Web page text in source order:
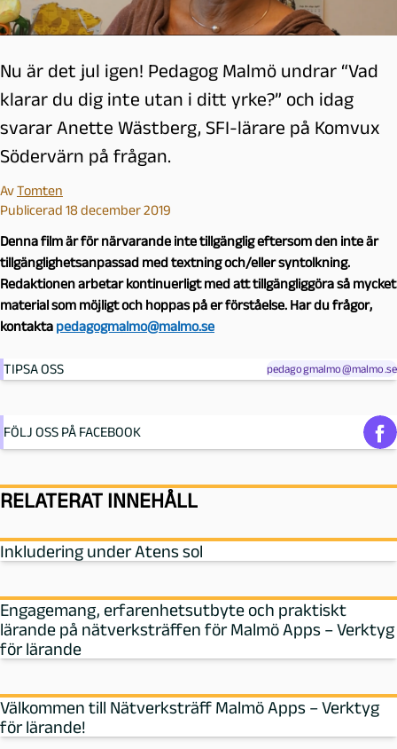
Nu är det jul igen! Pedagog Malmö undrar “Vad
klarar du dig inte utan i ditt yrke?” och idag
svarar Anette Wästberg, SFI-lärare på Komvux
Södervärn på frågan.
AvTomten
Publicerad 18 december 2019
Denna film är för närvarande inte tillgänglig eftersom den inte är
tillgänglighetsanpassad med textning och/eller syntolkning.
Redaktionen arbetar kontinuerligt med att tillgängliggöra så mycket
material som möjligt och hoppas på er förståelse. Har du frågor,
kontakta pedagogmalmo@malmo.se
TIPSA OSS pedagogmalmo@malmo.se
FÖLJ OSS PÅ FACEBOOK
RELATERAT INNEHÅLL
Inkludering under Atens sol
Engagemang, erfarenhetsutbyte och praktiskt
lärande på nätverksträffen för Malmö Apps – Verktyg
för lärande
Välkommen till Nätverksträff Malmö Apps – Verktyg
för lärande!